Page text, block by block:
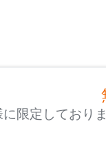
限定しておりま